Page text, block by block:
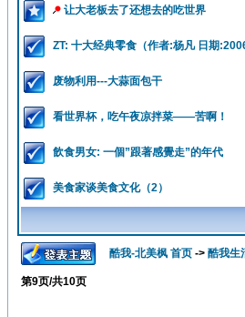
让大老板去了还想去的吃世界
ZT: 十大经典零食（作者:杨凡 日期
废物利用---大蒜面包干
看世界杯，吃午夜凉拌菜——苦啊！
飲食男女: 一個”跟著感覺走”的年代
美食家谈美食文化（2）
酷我-北美枫 首页 -> 酷我生
第9页/共10页